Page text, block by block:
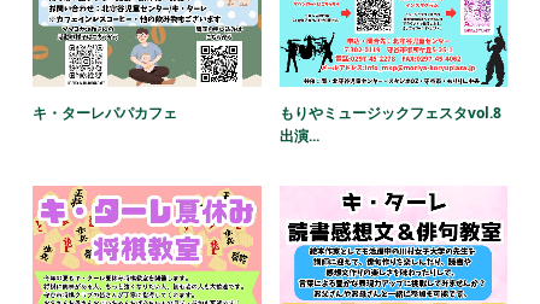
キ・ターレパパカフェ
もりやミュージックフェスタvol.8
出演...